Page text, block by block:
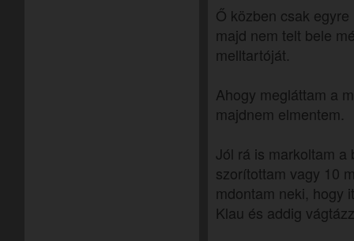
Ő közben csak
majd nem telt bele
melltartóját.
Ahogy megláttam a
majdnem elmentem.
Jól rá is markoltam
szorítottam vagy 10
mdontam neki, hogy
Klau és addig